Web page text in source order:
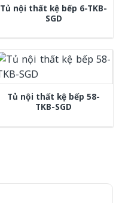
Tủ nội thất kệ bếp 6-TKB-
SGD
Tủ nội thất kệ bếp 58-
TKB-SGD